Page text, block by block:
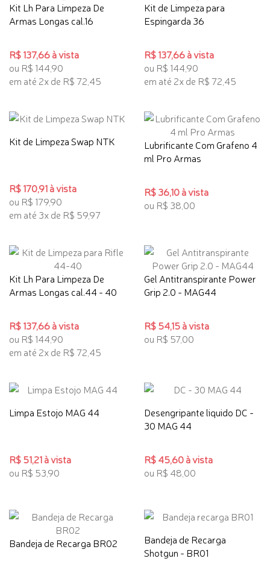
Kit Lh Para Limpeza De
Armas Longas cal.16
R$ 137,66 à vista
ou R$ 144,90
em até 2x de R$ 72,45
Kit de Limpeza para
Espingarda 36
R$ 137,66 à vista
ou R$ 144,90
em até 2x de R$ 72,45
Kit de Limpeza Swap NTK
R$ 170,91 à vista
ou R$ 179,90
em até 3x de R$ 59,97
Lubrificante Com Grafeno 4
ml Pro Armas
R$ 36,10 à vista
ou R$ 38,00
Kit Lh Para Limpeza De
Armas Longas cal.44 - 40
R$ 137,66 à vista
ou R$ 144,90
em até 2x de R$ 72,45
Gel Antitranspirante Power
Grip 2.0 - MAG44
R$ 54,15 à vista
ou R$ 57,00
Limpa Estojo MAG 44
R$ 51,21 à vista
ou R$ 53,90
Desengripante liquido DC -
30 MAG 44
R$ 45,60 à vista
ou R$ 48,00
Bandeja de Recarga BR02
Bandeja de Recarga
Shotgun - BR01